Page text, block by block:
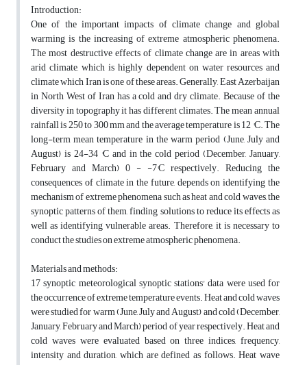
Introduction:
One of the important impacts of climate change and global
warming is the increasing of extreme atmospheric phenomena.
The most destructive effects of climate change are in areas with
arid climate, which is highly dependent on water resources and
climate which Iran is one of these areas. Generally, East Azerbaijan
in North West of Iran has a cold and dry climate. Because of the
diversity in topography it has different climates. The mean annual
rainfall is 250 to 300 mm and the average temperature is 12 °C. The
long-term mean temperature in the warm period (June, July and
August) is 24-34 °C and in the cold period (December, January,
February and March) 0 - -7°C respectively. Reducing the
consequences of climate in the future, depends on identifying the
mechanism of extreme phenomena such as heat and cold waves, the
synoptic patterns of them, finding solutions to reduce its effects as
well as identifying vulnerable areas. Therefore, it is necessary to
conduct the studies on extreme atmospheric phenomena.
Materials and methods:
17 synoptic meteorological synoptic stations' data were used for
the occurrence of extreme temperature events. Heat and cold waves
were studied for warm (June, July and August) and cold (December,
January, February and March) period of year respectively. Heat and
cold waves were evaluated based on three indices, frequency,
intensity and duration, which are defined as follows. Heat wave